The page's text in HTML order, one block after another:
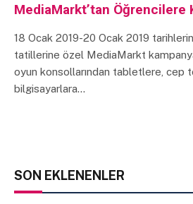
MediaMarkt’tan Öğrencilere
18 Ocak 2019-20 Ocak 2019
tatillerine özel MediaMarkt
oyun konsollarından tabletlere, cep
bilgisayarlara…
SON EKLENENLER